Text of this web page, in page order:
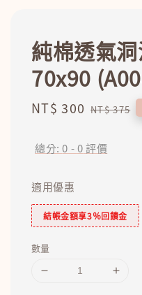
純棉透氣
70x90
Sale
NT$ 300 Regular
NT$ 375
總分:0 -0評價
適用優惠
結帳金額享3％回饋金
數量